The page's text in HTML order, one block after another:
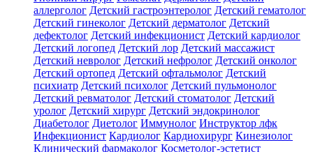
аллерголог Детский гастроэнтеролог Детский гематолог
Детский гинеколог Детский дерматолог Детский
дефектолог Детский инфекционист Детский кардиолог
Детский логопед Детский лор Детский массажист
Детский невролог Детский нефролог Детский онколог
Детский ортопед Детский офтальмолог Детский
психиатр Детский психолог Детский пульмонолог
Детский ревматолог Детский стоматолог Детский
уролог Детский хирург Детский эндокринолог
Диабетолог Диетолог Иммунолог Инструктор лфк
Инфекционист Кардиолог Кардиохирург Кинезиолог
Клинический фармаколог Косметолог-эстетист